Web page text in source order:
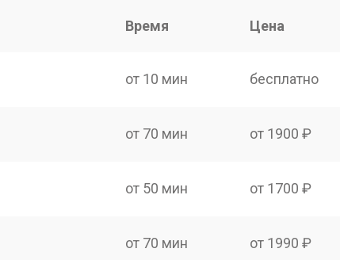
Время Цена
от 10 мин бесплатно
от 70 мин от 1900 ₽
от 50 мин от 1700 ₽
от 70 мин от 1990 ₽